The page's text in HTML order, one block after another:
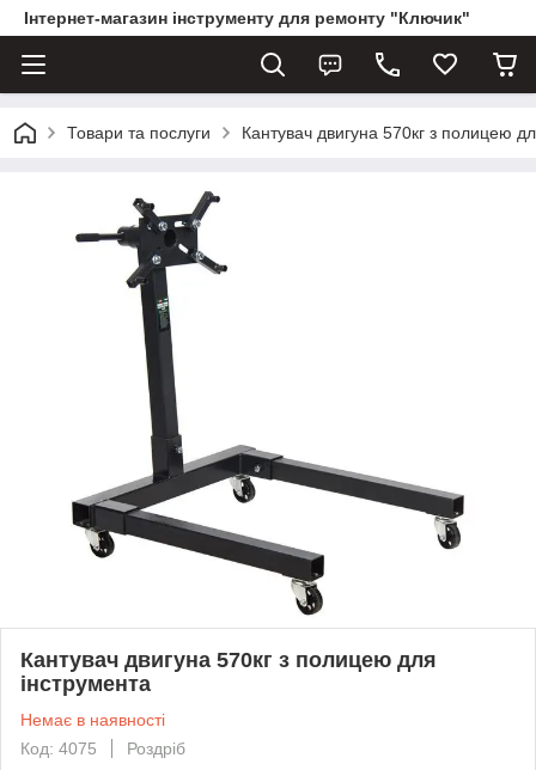
Інтернет-магазин інструменту для ремонту "Ключик"
Товари та послуги Кантувач двигуна 570кг з полицею
Кантувач двигуна 570кг з полицею для
інструмента
Немає в наявності
Код: 4075
Роздріб